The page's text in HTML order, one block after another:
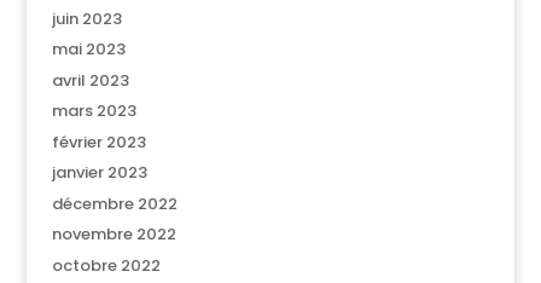
juin 2023
mai 2023
avril 2023
mars 2023
février 2023
janvier 2023
décembre 2022
novembre 2022
octobre 2022